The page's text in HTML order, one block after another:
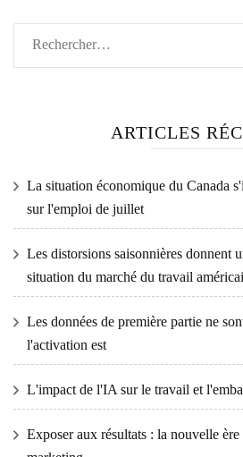
Rechercher :
ARTICLES
La situation économique du Canada
sur l'emploi de juillet
Les distorsions saisonnières donnent
situation du marché du travail
Les données de première partie ne
l'activation est
L'impact de l'IA sur le travail et
Exposer aux résultats : la nouvelle ère